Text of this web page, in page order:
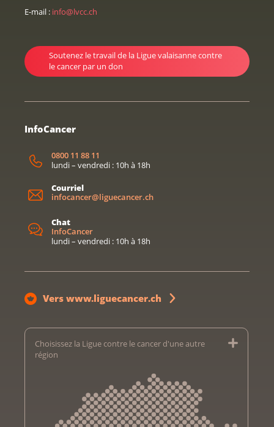
E-mail : info@lvcc.ch
Soutenez le travail de la Ligue valaisanne contre
le cancer par un don
InfoCancer
0800 11 88 11
lundi – vendredi : 10h à 18h
Courriel
infocancer@liguecancer.ch
Chat
InfoCancer
lundi – vendredi : 10h à 18h
Vers www.liguecancer.ch
Choisissez la Ligue contre le cancer d'une autre
région